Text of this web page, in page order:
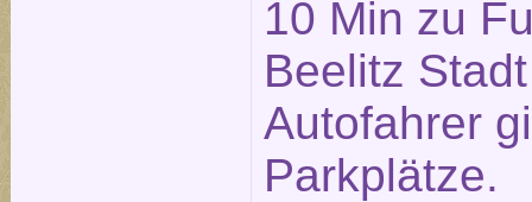
10 Min zu
Beelitz
Autofahrer
Parkplätze.